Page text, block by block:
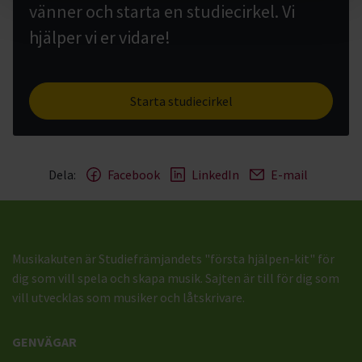
vänner och starta en studiecirkel. Vi
hjälper vi er vidare!
Starta studiecirkel
Dela: Facebook LinkedIn E-mail
Musikakuten är Studiefrämjandets "första hjälpen-kit" för
dig som vill spela och skapa musik. Sajten är till för dig som
vill utvecklas som musiker och låtskrivare.
GENVÄGAR